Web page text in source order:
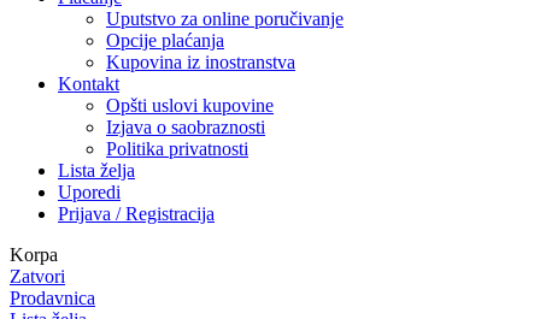
Uputstvo za online poručivanje
Opcije plaćanja
Kupovina iz inostranstva
Kontakt
Opšti uslovi kupovine
Izjava o saobraznosti
Politika privatnosti
Lista želja
Uporedi
Prijava / Registracija
Korpa
Zatvori
Prodavnica